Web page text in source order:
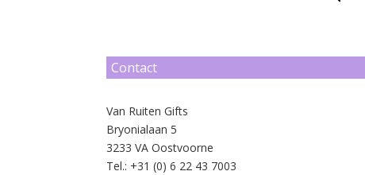
Contact
Van Ruiten Gifts
Bryonialaan 5
3233 VA Oostvoorne
Tel.: +31 (0) 6 22 43 7003